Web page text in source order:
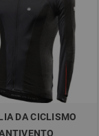
DA CICLISMO